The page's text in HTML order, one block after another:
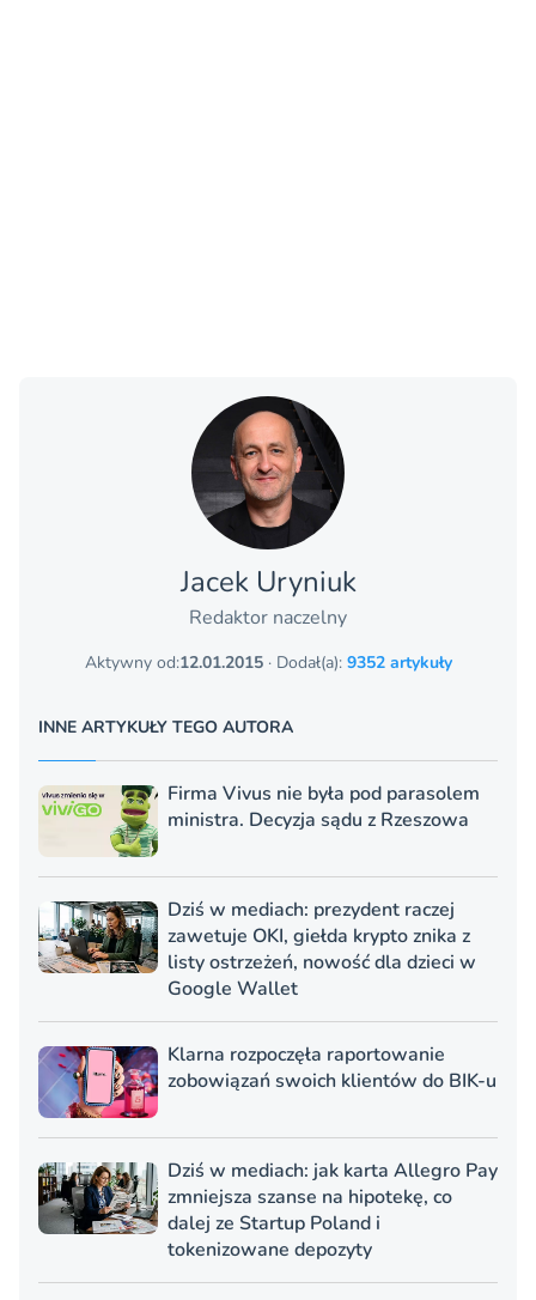
Jacek Uryniuk
Redaktor naczelny
Aktywny od:12.01.2015· Dodał(a): 9352 artykuły
INNE ARTYKUŁY TEGO AUTORA
Firma Vivus nie była pod parasolem
ministra. Decyzja sądu z Rzeszowa
Dziś w mediach: prezydent raczej
zawetuje OKI, giełda krypto znika z
listy ostrzeżeń, nowość dla dzieci w
Google Wallet
Klarna rozpoczęła raportowanie
zobowiązań swoich klientów do BIK-u
Dziś w mediach: jak karta Allegro Pay
zmniejsza szanse na hipotekę, co
dalej ze Startup Poland i
tokenizowane depozyty